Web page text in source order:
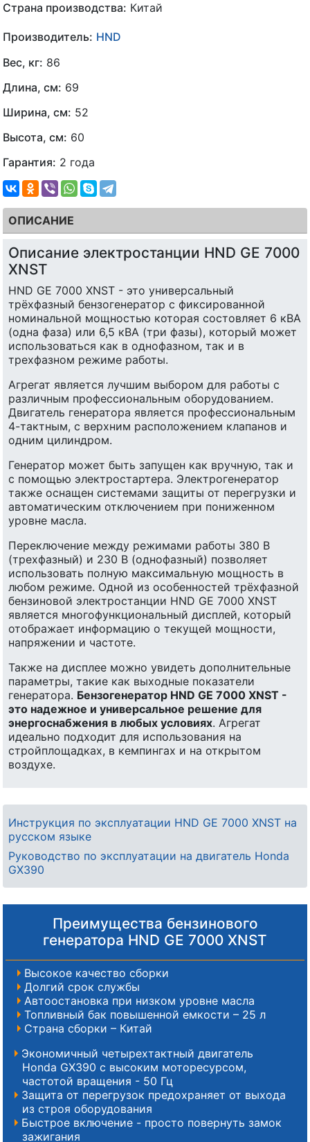
Страна производства: Китай
Производитель: HND
Вес, кг: 86
Длина, см: 69
Ширина, см: 52
Высота, см: 60
Гарантия: 2 года
ОПИСАНИЕ
Описание электростанции HND GE 7000
XNST
HND GE 7000 XNST - это универсальный
трёхфазный бензогенератор с фиксированной
номинальной мощностью которая состовляет 6 кВА
(одна фаза) или 6,5 кВА (три фазы), который может
использоваться как в однофазном, так и в
трехфазном режиме работы.
Агрегат является лучшим выбором для работы с
различным профессиональным оборудованием.
Двигатель генератора является профессиональным
4-тактным, с верхним расположением клапанов и
одним цилиндром.
Генератор может быть запущен как вручную, так и
с помощью электростартера. Электрогенератор
также оснащен системами защиты от перегрузки и
автоматическим отключением при пониженном
уровне масла.
Переключение между режимами работы 380 В
(трехфазный) и 230 В (однофазный) позволяет
использовать полную максимальную мощность в
любом режиме. Одной из особенностей трёхфазной
бензиновой электростанции HND GE 7000 XNST
является многофункциональный дисплей, который
отображает информацию о текущей мощности,
напряжении и частоте.
Также на дисплее можно увидеть дополнительные
параметры, такие как выходные показатели
генератора. Бензогенератор HND GE 7000 XNST -
это надежное и универсальное решение для
энергоснабжения в любых условиях. Агрегат
идеально подходит для использования на
стройплощадках, в кемпингах и на открытом
воздухе.
Инструкция по эксплуатации HND GE 7000 XNST на
русском языке
Руководство по эксплуатации на двигатель Honda
GX390
Преимущества бензинового
генератора HND GE 7000 XNST
Высокое качество сборки
Долгий срок службы
Автоостановка при низком уровне масла
Топливный бак повышенной емкости – 25 л
Страна сборки – Китай
Экономичный четырехтактный двигатель
Honda GX390 с высоким моторесурсом,
частотой вращения - 50 Гц
Защита от перегрузок предохраняет от выхода
из строя оборудования
Быстрое включение - просто повернуть замок
зажигания